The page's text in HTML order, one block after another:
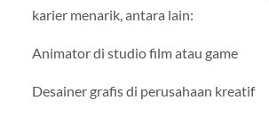
karier menarik, antara lain:
Animator di studio film atau game
Desainer grafis di perusahaan kreatif